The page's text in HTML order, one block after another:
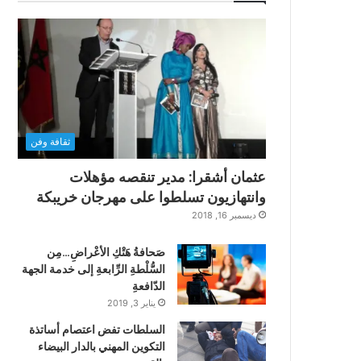
ثقافة وفن
عثمان أشقرا: مدير تنقصه مؤهلات
وانتهازيون تسلطوا على مهرجان خريبكة
ديسمبر 16, 2018
صَحافةُ هَتْكِ الأعْراضِ…مِن
السُّلْطةِ الرِّابعةِ إلى خدمة الجهة
الدّافعةِ
يناير 3, 2019
السلطات تفض اعتصام أساتذة
التكوين المهني بالدار البيضاء